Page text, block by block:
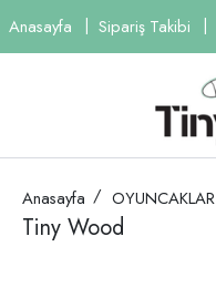
Anasayfa Sipariş Takibi
Anasayfa OYUNCAKLAR
Tiny Wood